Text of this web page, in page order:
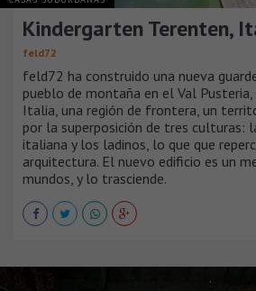
Kindergarten Terenten,
feld72
feld72 ha construido una nueva
pueblo de montaña en el Val
Italia, una región de frontera, un
por la superposición de tres culturas:
italiana y los ladinos, lo que que
arquitectura. El nuevo edificio es un
mundos, y lo trasciende.